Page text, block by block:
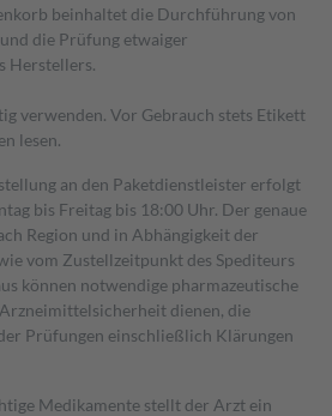
beinhaltet die Durchführung von
die Prüfung etwaiger
Herstellers.
verwenden. Vor Gebrauch stets Etikett
lesen.
an den Paketdienstleister erfolgt
bis Freitag bis 18:00 Uhr. Der genaue
Region und in Abhängigkeit der
vom Zustellzeitpunkt des Spediteurs
können notwendige pharmazeutische
dienen, die
Prüfungen einschließlich Klärungen
Medikamente stellt der Arzt ein